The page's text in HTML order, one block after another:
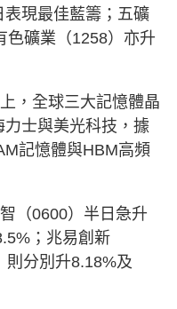
現最佳藍籌；五礦
色礦業（1258）亦升
，全球三大記憶體晶
士與美光科技，據
記憶體與HBM高頻
（0600）半日急升
；兆易創新
則分別升8.18%及